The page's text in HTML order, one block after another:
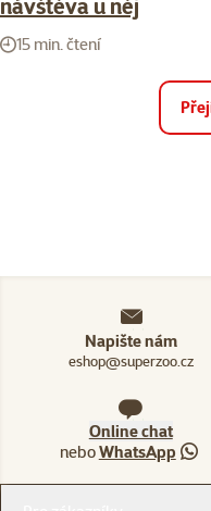
15 min. čtení
Napište nám
eshop@superzoo.cz
Online chat
neboWhatsApp